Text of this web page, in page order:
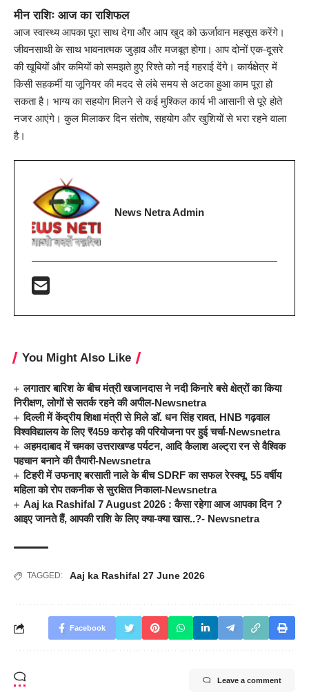
मीन राशिः आज का राशिफल
आज स्वास्थ्य आपका पूरा साथ देगा और आप खुद को ऊर्जावान महसूस करेंगे।
जीवनसाथी के साथ भावनात्मक जुड़ाव और मजबूत होगा। आप दोनों एक-दूसरे
की खूबियों और कमियों को समझते हुए रिश्ते को नई गहराई देंगे। कार्यक्षेत्र में
किसी सहकर्मी या जूनियर की मदद से लंबे समय से अटका हुआ काम पूरा हो
सकता है। भाग्य का सहयोग मिलने से कई मुश्किल कार्य भी आसानी से पूरे होते
नजर आएंगे। कुल मिलाकर दिन संतोष, सहयोग और खुशियों से भरा रहने वाला
है।
News Netra Admin
You Might Also Like
लगातार बारिश के बीच मंत्री खजानदास ने नदी किनारे बसे क्षेत्रों का किया
निरीक्षण, लोगों से सतर्क रहने की अपील-Newsnetra
दिल्ली में केंद्रीय शिक्षा मंत्री से मिले डॉ. धन सिंह रावत, HNB गढ़वाल
विश्वविद्यालय के लिए ₹459 करोड़ की परियोजना पर हुई चर्चा-Newsnetra
अहमदाबाद में चमका उत्तराखण्ड पर्यटन, आदि कैलाश अल्ट्रा रन से वैश्विक
पहचान बनाने की तैयारी-Newsnetra
टिहरी में उफनाए बरसाती नाले के बीच SDRF का सफल रेस्क्यू, 55 वर्षीय
महिला को रोप तकनीक से सुरक्षित निकाला-Newsnetra
Aaj ka Rashifal 7 August 2026 : कैसा रहेगा आज आपका दिन ?
आइए जानते हैं, आपकी राशि के लिए क्या-क्या खास..?- Newsnetra
TAGGED: Aaj ka Rashifal 27 June 2026
Facebook
Leave a comment